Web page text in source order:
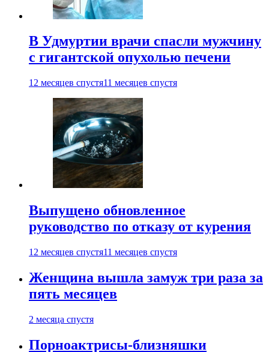
В Удмуртии врачи спасли мужчину
с гигантской опухолью печени
12 месяцев спустя11 месяцев спустя
Выпущено обновленное
руководство по отказу от курения
12 месяцев спустя11 месяцев спустя
Женщина вышла замуж три раза за
пять месяцев
2 месяца спустя
Порноактрисы-близняшки